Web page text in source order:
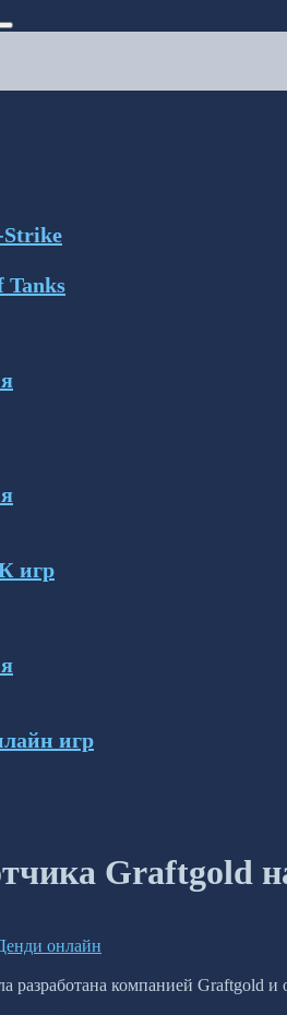
Strike
Tanks
игр
игр
Graftgold
онлайн
разработана компанией Graftgold